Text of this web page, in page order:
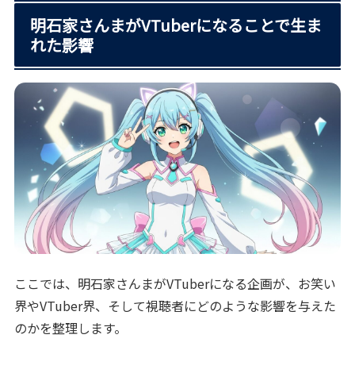
明石家さんまがVTuberになることで生ま
れた影響
ここでは、明石家さんまがVTuberになる企画が、お笑い
界やVTuber界、そして視聴者にどのような影響を与えた
のかを整理します。